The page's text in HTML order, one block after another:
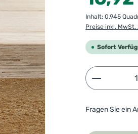
Inhalt:0.945
Preise inkl. MwSt.
Sofort
Produkt
Fragen Sie ein